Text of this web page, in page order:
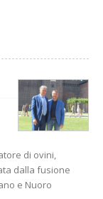
di ovini,
dalla fusione
e Nuoro